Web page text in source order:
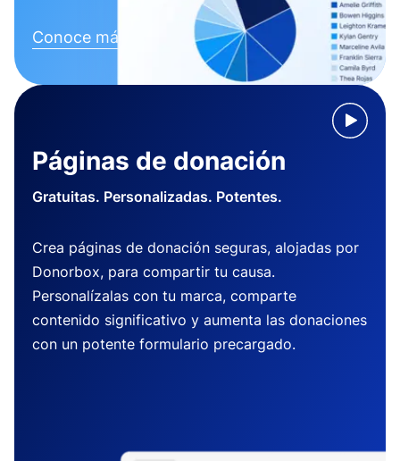
Conoce más
Páginas de donación
Gratuitas. Personalizadas. Potentes.
Crea páginas de donación seguras, alojadas por
Donorbox, para compartir tu causa.
Personalízalas con tu marca, comparte
contenido significativo y aumenta las donaciones
con un potente formulario precargado.